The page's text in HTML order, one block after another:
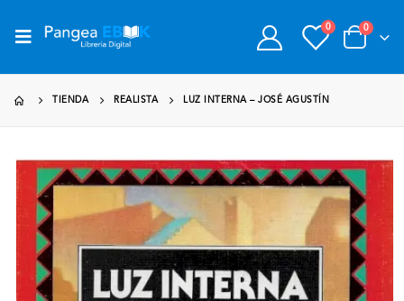
0 0
TIENDA REALISTA LUZ INTERNA – JOSÉ AGUSTÍN